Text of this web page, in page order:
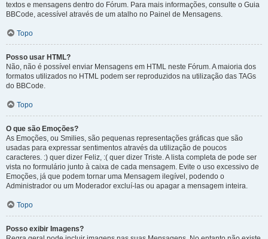
textos e mensagens dentro do Fórum. Para mais informações, consulte o Guia
BBCode, acessível através de um atalho no Painel de Mensagens.
Topo
Posso usar HTML?
Não, não é possível enviar Mensagens em HTML neste Fórum. A maioria dos
formatos utilizados no HTML podem ser reproduzidos na utilização das TAGs
do BBCode.
Topo
O que são Emoções?
As Emoções, ou Smilies, são pequenas representações gráficas que são
usadas para expressar sentimentos através da utilização de poucos
caracteres. :) quer dizer Feliz, :( quer dizer Triste. A lista completa de pode ser
vista no formulário junto à caixa de cada mensagem. Evite o uso excessivo de
Emoções, já que podem tornar uma Mensagem ilegível, podendo o
Administrador ou um Moderador excluí-las ou apagar a mensagem inteira.
Topo
Posso exibir Imagens?